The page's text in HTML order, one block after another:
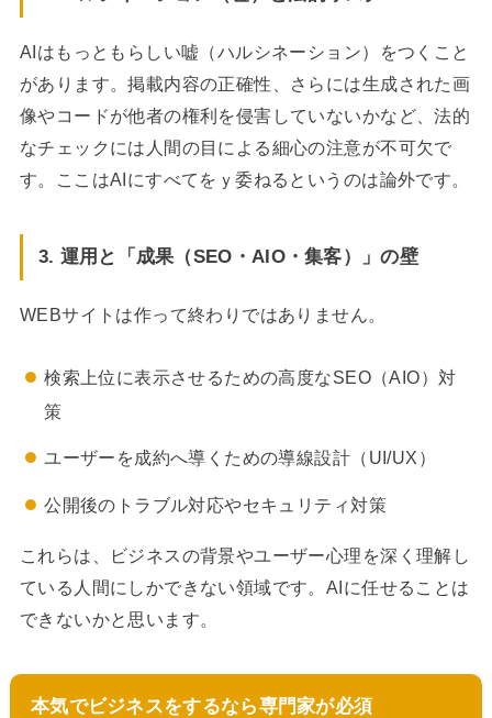
AIはもっともらしい嘘（ハルシネーション）をつくこと
があります。掲載内容の正確性、さらには生成された画
像やコードが他者の権利を侵害していないかなど、法的
なチェックには人間の目による細心の注意が不可欠で
す。ここはAIにすべてをｙ委ねるというのは論外です。
3. 運用と「成果（SEO・AIO・集客）」の壁
WEBサイトは作って終わりではありません。
検索上位に表示させるための高度なSEO（AIO）対
策
ユーザーを成約へ導くための導線設計（UI/UX）
公開後のトラブル対応やセキュリティ対策
これらは、ビジネスの背景やユーザー心理を深く理解し
ている人間にしかできない領域です。AIに任せることは
できないかと思います。
本気でビジネスをするなら専門家が必須